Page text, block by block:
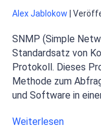
Alex Jablokow
SNMP (Simple
Standardsatz von
Protokoll. Dieses
Methode zum
und Software in
Weiterlesen